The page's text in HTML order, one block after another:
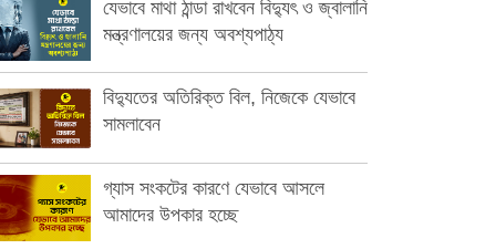
যেভাবে মাথা ঠান্ডা রাখবেন বিদ্যুৎ ও জ্বালানি
মন্ত্রণালয়ের জন্য অবশ্যপাঠ্য
বিদ্যুতের অতিরিক্ত বিল, নিজেকে যেভাবে
সামলাবেন
গ্যাস সংকটের কারণে যেভাবে আসলে
আমাদের উপকার হচ্ছে